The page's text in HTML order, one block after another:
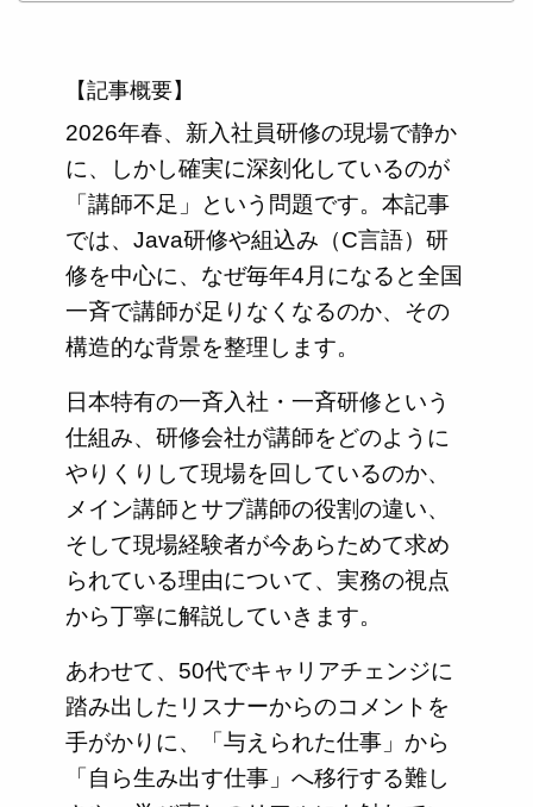
【記事概要】
2026年春、新入社員研修の現場で静か
に、しかし確実に深刻化しているのが
「講師不足」という問題です。本記事
では、Java研修や組込み（C言語）研
修を中心に、なぜ毎年4月になると全国
一斉で講師が足りなくなるのか、その
構造的な背景を整理します。
日本特有の一斉入社・一斉研修という
仕組み、研修会社が講師をどのように
やりくりして現場を回しているのか、
メイン講師とサブ講師の役割の違い、
そして現場経験者が今あらためて求め
られている理由について、実務の視点
から丁寧に解説していきます。
あわせて、50代でキャリアチェンジに
踏み出したリスナーからのコメントを
手がかりに、「与えられた仕事」から
「自ら生み出す仕事」へ移行する難し